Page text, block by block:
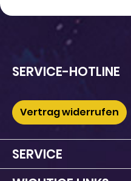
SERVICE-HOTLINE
Vertrag widerrufen
SERVICE